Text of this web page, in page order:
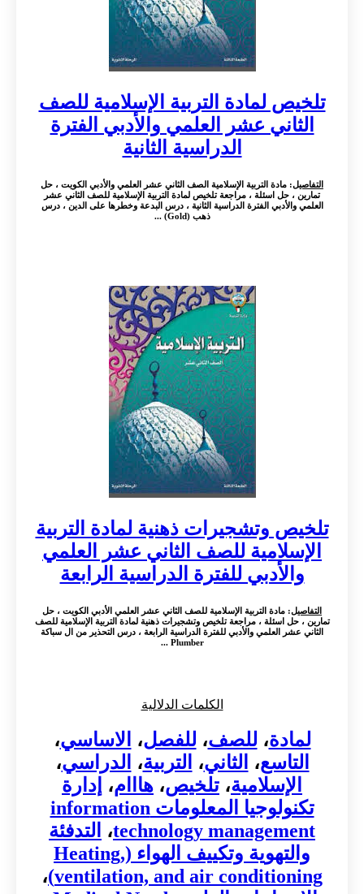
تلخيص لمادة التربية الإسلامية للصف
الثاني عشر العلمي والأدبي الفترة
الدراسية الثانية
التفاصيل: مادة التربية الإسلامية الصف الثاني عشر العلمي والأدبي الكويت ، حل
تمارين ، حل اسئلة ، مراجعة تلخيص لمادة التربية الإسلامية للصف الثاني عشر
العلمي والأدبي الفترة الدراسية الثانية ، درس البدعة وخطرها على الدين ، درس
ذهب (Gold) ...
تلخيص وتشجيرات ذهنية لمادة التربية
الإسلامية للصف الثاني عشر العلمي
والأدبي للفترة الدراسية الرابعة
التفاصيل: مادة التربية الإسلامية للصف الثاني عشر العلمي الأدبي الكويت ، حل
تمارين ، حل اسئلة ، مراجعة تلخيص وتشجيرات ذهنية لمادة التربية الإسلامية للصف
الثاني عشر العلمي والأدبي للفترة الدراسية الرابعة ، درس التحذير من ال سباكة
Plumber ...
الكلمات الدلالية
لمادة، للصف، للفصل، الاساسي،
التاسع، الثاني، التربية، الدراسي،
الإسلامية، تلخيص، هااام، إدارة
تكنولوجيا المعلومات information
technology management،
التدفئة
والتهوية وتكييف الهواء (Heating,
ventilation, and air conditioning) ،